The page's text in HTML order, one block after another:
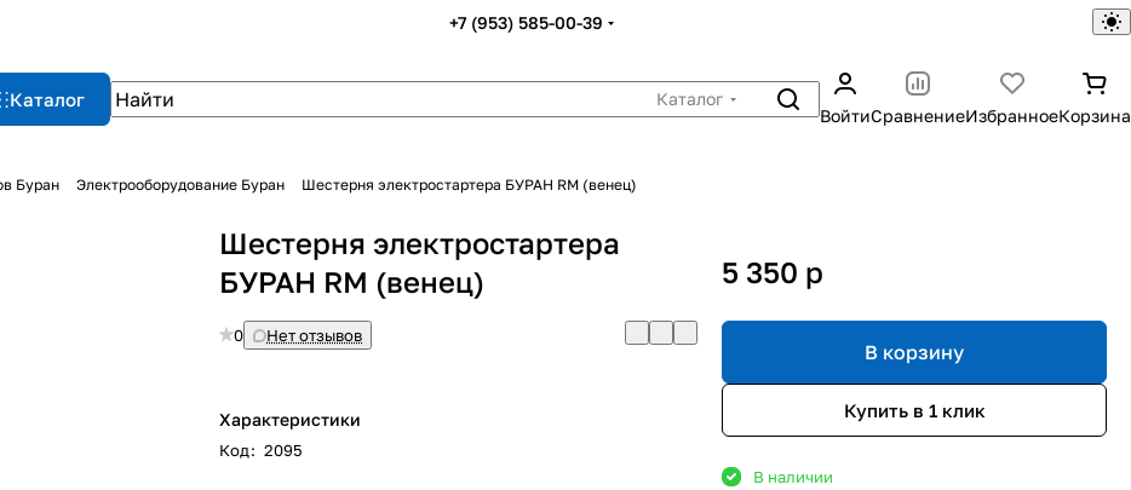
+7 (953) 585-00-39
Каталог
Каталог
ВойтиСравнениеИзбранноеКорзина
Буран Электрооборудование Буран Шестерня электростартера БУРАН RM (венец)
Шестерня электростартера
БУРАН RM (венец)
0 Нет отзывов
Характеристики
Код: 2095
5 350 p
В корзину
Купить в 1 клик
В наличии